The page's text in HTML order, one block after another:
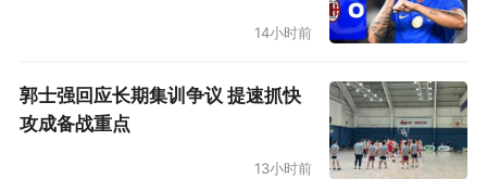
无论身处世界哪个角落，他们都有一个共同的身
份——TEAM YONEX的一员。这份名单正在不断
拉长，覆盖的地域与代际也在持续扩展。
14小时前
郭士强回应长期集训争议 提速抓快
攻成备战重点
13小时前